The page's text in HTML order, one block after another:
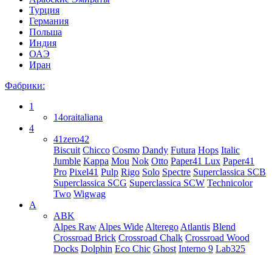
Турция
Германия
Польша
Индия
ОАЭ
Иран
Фабрики:
1
14oraitaliana
4
41zero42
Biscuit Chicco Cosmo Dandy Futura Hops Italic
Jumble Kappa Mou Nok Otto Paper41 Lux Paper41
Pro Pixel41 Pulp Rigo Solo Spectre Superclassica SCB
Superclassica SCG Superclassica SCW Technicolor
Two Wigwag
A
ABK
Alpes Raw Alpes Wide Alterego Atlantis Blend
Crossroad Brick Crossroad Chalk Crossroad Wood
Docks Dolphin Eco Chic Ghost Interno 9 Lab325